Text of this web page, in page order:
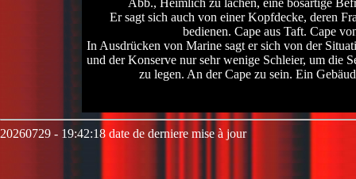
Abb., Heimlich zu lachen, eine bösartige
Er sagt sich auch von einer Kopfdecke, deren
bedienen. Cape aus Taft. Cape
In Ausdrücken von Marine sagt er sich von der
und der Konserve nur sehr wenige Schleier, um die
zu legen. An der Cape zu sein. Ein
20260729 - 19:42:18 date de derniere mise à jour